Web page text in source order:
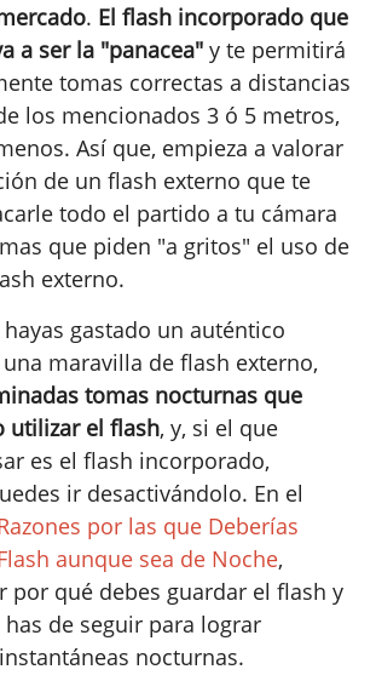
. El flash incorporado que
a ser la "panacea" y te permitirá
tomas correctas a distancias
los mencionados 3 ó 5 metros,
Así que, empieza a valorar
de un flash externo que te
todo el partido a tu cámara
que piden "a gritos" el uso de
externo.
gastado un auténtico
maravilla de flash externo,
tomas nocturnas que
utilizar el flash, y, si el que
es el flash incorporado,
ir desactivándolo. En el
por las que Deberías
aunque sea de Noche,
por qué debes guardar el flash y
has de seguir para lograr
nocturnas.